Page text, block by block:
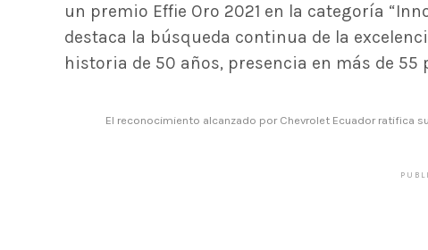
un premio Effie Oro 2021 en la categoría
destaca la búsqueda continua de la
historia de 50 años, presencia en más de 55
El reconocimiento alcanzado por Chevrolet Ecuador ratifica